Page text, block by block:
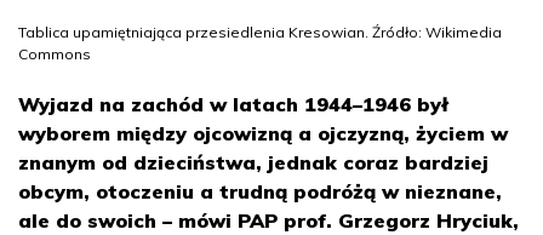
Tablica upamiętniająca przesiedlenia Kresowian. Źródło: Wikimedia
Commons
Wyjazd na zachód w latach 1944–1946 był
wyborem między ojcowizną a ojczyzną, życiem w
znanym od dzieciństwa, jednak coraz bardziej
obcym, otoczeniu a trudną podróżą w nieznane,
ale do swoich – mówi PAP prof. Grzegorz Hryciuk,